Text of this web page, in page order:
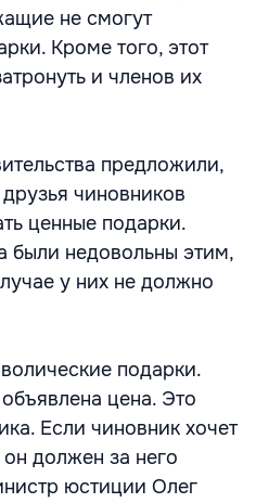
не смогут
Кроме того, этот
и членов их
предложили,
чиновников
ценные подарки.
были недовольны этим,
у них не должно
подарки.
цена. Это
Если чиновник хочет
должен за него
юстиции Олег